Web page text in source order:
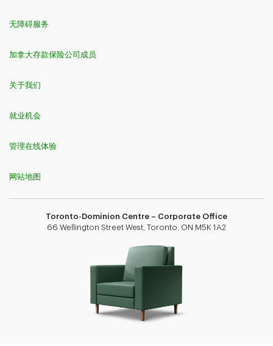
无障碍服务
加拿大存款保险公司成员
关于我们
就业机会
管理在线体验
网站地图
Toronto-Dominion Centre – Corporate Office
66 Wellington Street West, Toronto, ON M5K 1A2